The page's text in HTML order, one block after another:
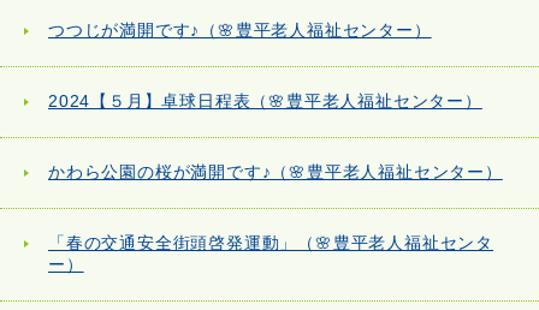
つつじが満開です♪（🌸豊平老人福祉センター）
2024【５月】卓球日程表（🌸豊平老人福祉センター）
かわら公園の桜が満開です♪（🌸豊平老人福祉センター）
「春の交通安全街頭啓発運動」（🌸豊平老人福祉センタ
ー）